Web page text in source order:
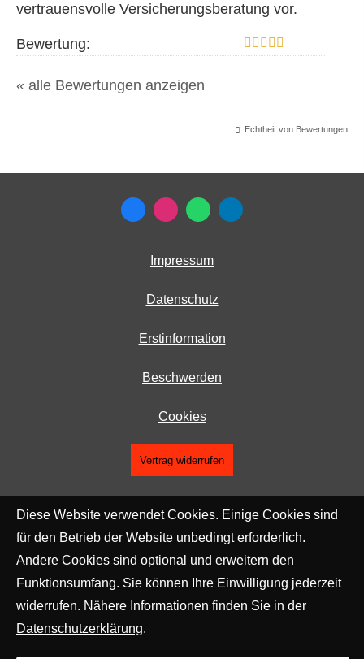
vertrauensvolle Versicherungsberatung vor.
Bewertung:
« alle Bewertungen anzeigen
Echtheit von Bewertungen
Impressum
Datenschutz
Erstinformation
Beschwerden
Cookies
Vertrag widerrufen
Diese Website verwendet Cookies. Einige Cookies sind
für den Betrieb der Website unbedingt erforderlich.
Andere Cookies sind optional und erweitern den
Funktionsumfang. Sie können Ihre Einwilligung jederzeit
widerrufen. Nähere Informationen finden Sie in der
Datenschutzerklärung.